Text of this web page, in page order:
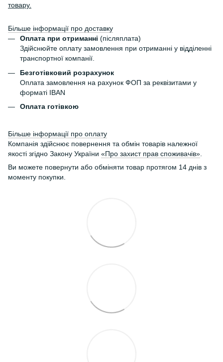
товару.
Більше інформації про доставку
Оплата при отриманні (післяплата)
Здійснюйте оплату замовлення при отриманні у відділенні
транспортної компанії.
Безготівковий розрахунок
Оплата замовлення на рахунок ФОП за реквізитами у
форматі IBAN
Оплата готівкою
Більше інформації про оплату
Компанія здійснює повернення та обмін товарів належної
якості згідно Закону України «Про захист прав споживачів».
Ви можете повернути або обміняти товар протягом 14 днів з
моменту покупки.